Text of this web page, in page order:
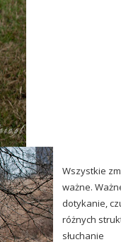
Wszystkie
ważne.
dotykanie,
różnych
słuchanie